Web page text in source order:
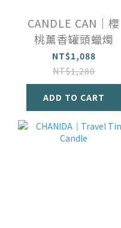
CANDLE CAN｜櫻
桃薰香罐頭蠟燭
NT$1,088
NT$1,280
ADD TO CART